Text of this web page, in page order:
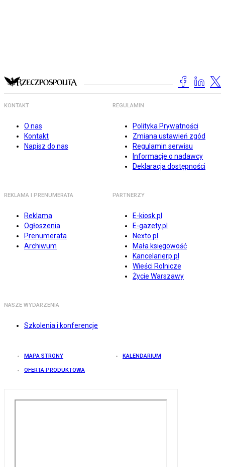
KONTAKT
O nas
Kontakt
Napisz do nas
REGULAMIN
Polityka Prywatności
Zmiana ustawień zgód
Regulamin serwisu
Informacje o nadawcy
Deklaracja dostępności
REKLAMA I PRENUMERATA
Reklama
Ogłoszenia
Prenumerata
Archiwum
PARTNERZY
E-kiosk.pl
E-gazety.pl
Nexto.pl
Mała księgowość
Kancelarierp.pl
Wieści Rolnicze
Życie Warszawy
NASZE WYDARZENIA
Szkolenia i konferencje
MAPA STRONY KALENDARIUM
OFERTA PRODUKTOWA